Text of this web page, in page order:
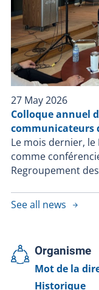
27 May 2026
Colloque annuel
communicateurs
Le mois dernier, le
comme
Regroupement
See all news
Organisme
Mot de la
Historique